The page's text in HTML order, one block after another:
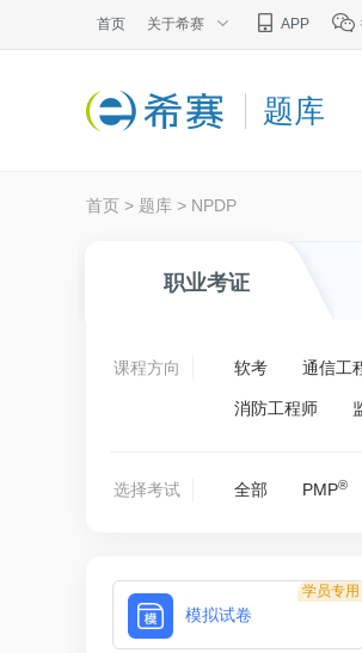
首页 关于希赛 APP
题库
首页 > 题库 > NPDP
职业考证
课程方向 软考 通信工
消防工程师
选择考试 全部 PMP®
学员专用
模拟试卷